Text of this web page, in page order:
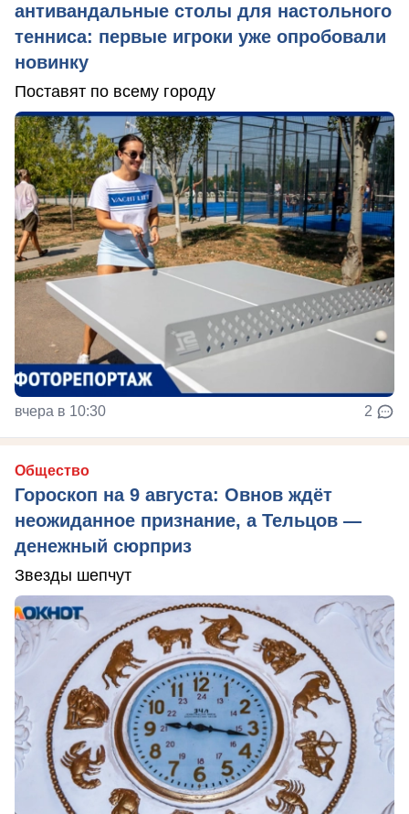
антивандальные столы для настольного
тенниса: первые игроки уже опробовали
новинку
Поставят по всему городу
вчера в 10:30 2
Общество
Гороскоп на 9 августа: Овнов ждёт
неожиданное признание, а Тельцов —
денежный сюрприз
Звезды шепчут